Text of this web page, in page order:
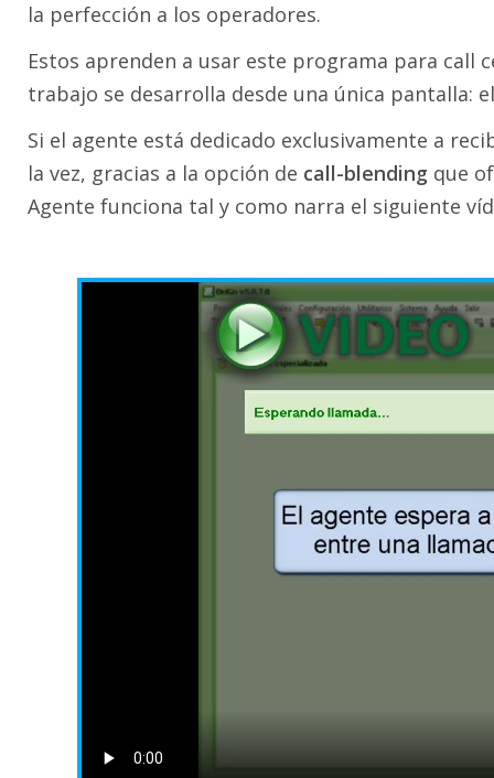
la perfección a los operadores.
Estos aprenden a usar este programa para
trabajo se desarrolla desde una única pantalla:
Si el agente está dedicado exclusivamente a
la vez, gracias a la opción de call-blending que
Agente funciona tal y como narra el siguiente